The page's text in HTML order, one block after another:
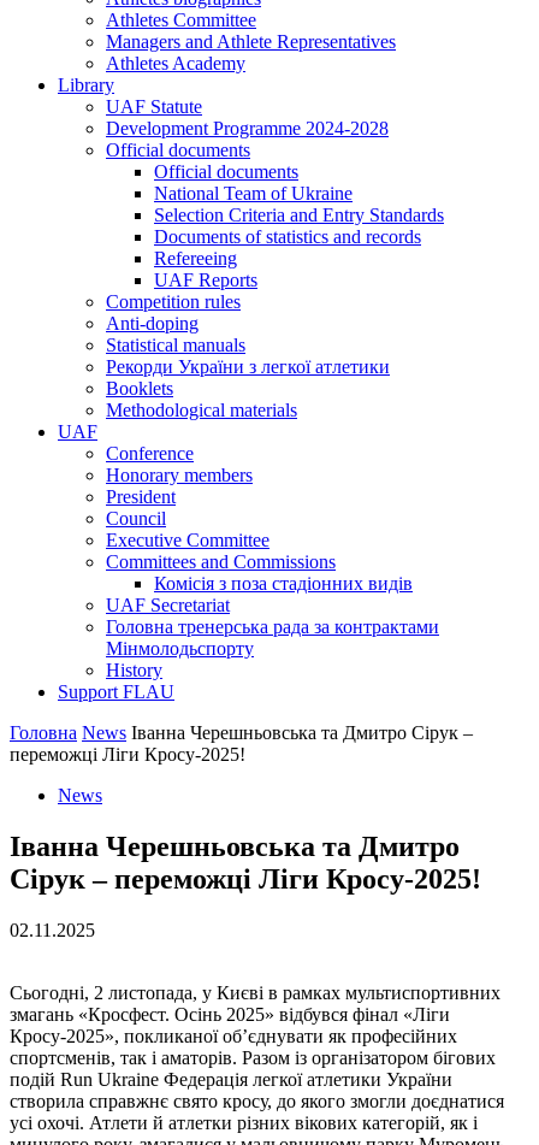
Athletes Committee
Managers and Athlete Representatives
Athletes Academy
Library
UAF Statute
Development Programme 2024-2028
Official documents
Official documents
National Team of Ukraine
Selection Criteria and Entry Standards
Documents of statistics and records
Refereeing
UAF Reports
Competition rules
Anti-doping
Statistical manuals
Рекорди України з легкої атлетики
Booklets
Methodological materials
UAF
Conference
Honorary members
President
Council
Executive Committee
Committees and Commissions
Комісія з поза стадіонних видів
UAF Secretariat
Головна тренерська рада за контрактами
Мінмолодьспорту
History
Support FLAU
Головна News Іванна Черешньовська та Дмитро Сірук –
переможці Ліги Кросу-2025!
News
Іванна Черешньовська та Дмитро
Сірук – переможці Ліги Кросу-2025!
02.11.2025
Сьогодні, 2 листопада, у Києві в рамках мультиспортивних
змагань «Кросфест. Осінь 2025» відбувся фінал «Ліги
Кросу-2025», покликаної обʼєднувати як професійних
спортсменів, так і аматорів. Разом із організатором бігових
подій Run Ukraine Федерація легкої атлетики України
створила справжнє свято кросу, до якого змогли доєднатися
усі охочі. Атлети й атлетки різних вікових категорій, як і